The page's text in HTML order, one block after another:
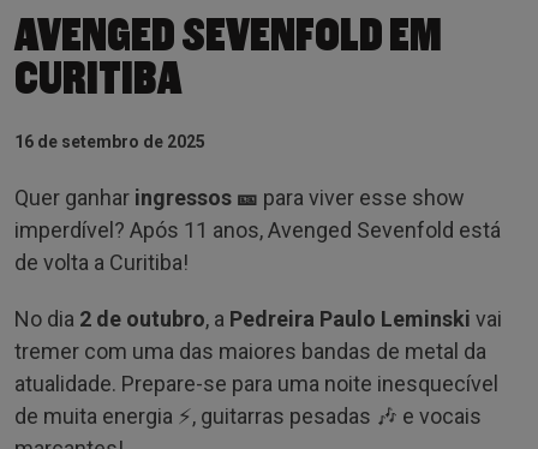
AVENGED SEVENFOLD EM
CURITIBA
16 de setembro de 2025
Quer ganhar ingressos 🎫 para viver esse show
imperdível? Após 11 anos, Avenged Sevenfold está
de volta a Curitiba!
No dia 2 de outubro, a Pedreira Paulo Leminski vai
tremer com uma das maiores bandas de metal da
atualidade. Prepare-se para uma noite inesquecível
de muita energia ⚡, guitarras pesadas 🎶 e vocais